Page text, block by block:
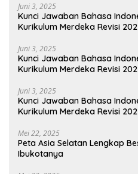
Juni 3, 2025
Kunci Jawaban Bahasa
Kurikulum Merdeka Revisi
Juni 3, 2025
Kunci Jawaban Bahasa
Kurikulum Merdeka Revisi
Juni 3, 2025
Kunci Jawaban Bahasa
Kurikulum Merdeka Revisi
Mei 22, 2025
Peta Asia Selatan Lengkap
Ibukotanya